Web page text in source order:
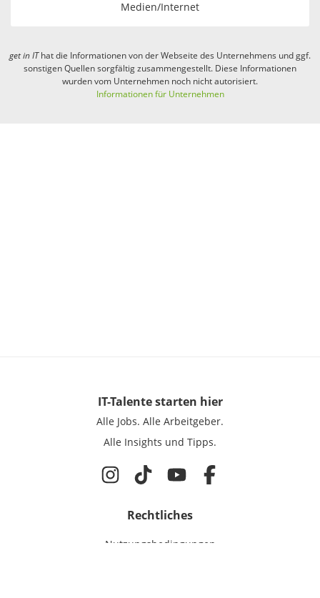
Medien/Internet
get in IThat die Informationen von der Webseite des Unternehmens und ggf.
sonstigen Quellen sorgfältig zusammengestellt. Diese Informationen
wurden vom Unternehmen noch nicht autorisiert.
Informationen für Unternehmen
IT-Talentestarten hier
Alle Jobs. Alle Arbeitgeber.
Alle Insights und Tipps.
Rechtliches
Nutzungsbedingungen